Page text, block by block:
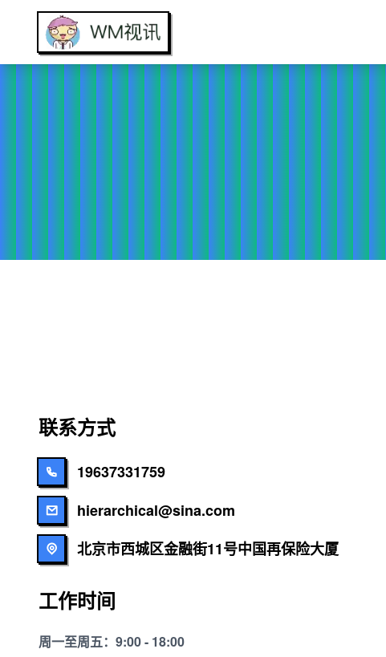
联系方式
19637331759
hierarchical@sina.com
北京市西城区金融街11号中国再保险大厦
工作时间
周一至周五：9:00 - 18:00